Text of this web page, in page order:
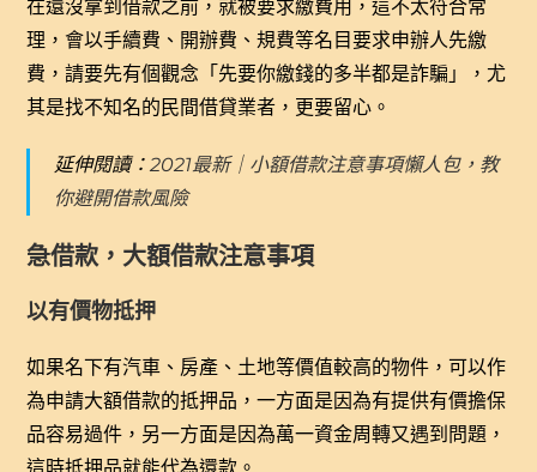
在還沒拿到借款之前，就被要求繳費用，這不太符合常
理，會以手續費、開辦費、規費等名目要求申辦人先繳
費，請要先有個觀念「先要你繳錢的多半都是詐騙」，尤
其是找不知名的民間借貸業者，更要留心。
延伸閱讀：2021最新｜小額借款注意事項懶人包，教
你避開借款風險
急借款，大額借款注意事項
以有價物抵押
如果名下有汽車、房產、土地等價值較高的物件，可以作
為申請大額借款的抵押品，一方面是因為有提供有價擔保
品容易過件，另一方面是因為萬一資金周轉又遇到問題，
這時抵押品就能代為還款。